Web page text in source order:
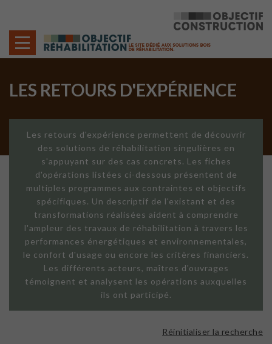
LES RETOURS D'EXPÉRIENCE
Les retours d'expérience permettent de découvrir
des solutions de réhabilitation singulières en
s'appuyant sur des cas concrets. Les fiches
d'opérations listées ci-dessous présentent de
multiples programmes aux contraintes et objectifs
spécifiques. Un descriptif de l'existant et des
transformations réalisées aident à comprendre
l'ampleur des travaux de réhabilitation à travers les
performances énergétiques et environnementales,
le confort d'usage ou encore les critères financiers.
Les différents acteurs, maîtres d'ouvrages
témoignent et analysent les opérations auxquelles
ils ont participé.
Réinitialiser la recherche
FAÇADE SUR
ISOLATION